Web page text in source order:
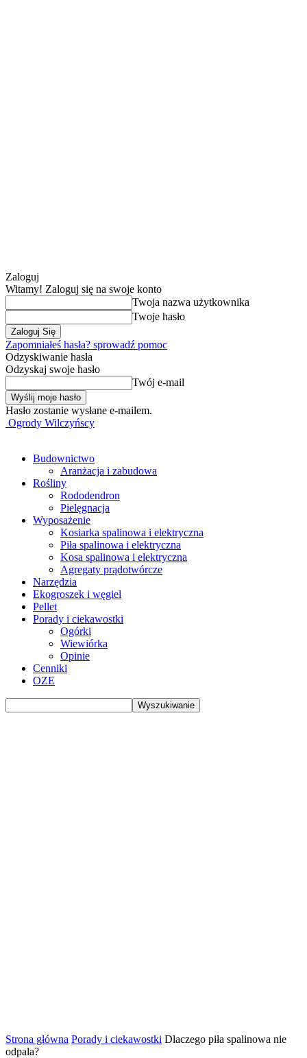
Zaloguj
Witamy! Zaloguj się na swoje konto
Twoja nazwa użytkownika
Twoje hasło
Zapomniałeś hasła? sprowadź pomoc
Odzyskiwanie hasła
Odzyskaj swoje hasło
Twój e-mail
Hasło zostanie wysłane e-mailem.
Ogrody Wilczyńscy
Budownictwo
Aranżacja i zabudowa
Rośliny
Rododendron
Pielęgnacja
Wyposażenie
Kosiarka spalinowa i elektryczna
Piła spalinowa i elektryczna
Kosa spalinowa i elektryczna
Agregaty prądotwórcze
Narzędzia
Ekogroszek i węgiel
Pellet
Porady i ciekawostki
Ogórki
Wiewiórka
Opinie
Cenniki
OZE
Strona główna Porady i ciekawostki Dlaczego piła spalinowa nie
odpala?